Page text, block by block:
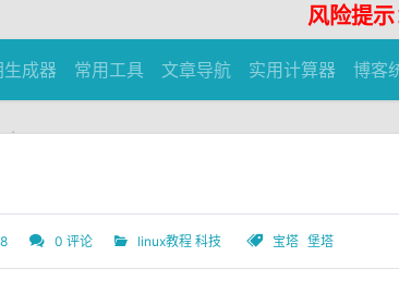
风险提示：
生成器 常用工具 文章导航 实用计算器 博客
0 评论 linux教程 科技 宝塔 堡塔